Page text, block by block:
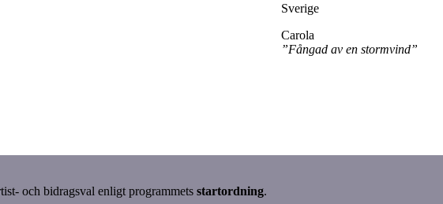
Sverige
Carola
”Fångad av en stormvind”
och bidragsval enligt programmets startordning.